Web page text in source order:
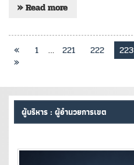
» Read more
« 1 … 221 222 223
»
ผู้บริหาร : ผู้อำนวยการเขต